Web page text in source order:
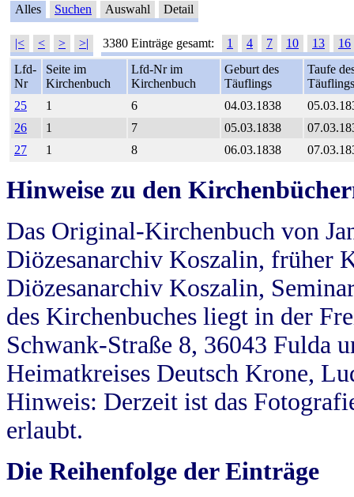
Alles Suchen Auswahl Detail
|< < > >| 3380 Einträge gesamt: 1 4 7 10 13
16
Lfd-
Nr
Seite im
Kirchenbuch
Lfd-Nr im
Kirchenbuch
Geburt des
Täuflings
Taufe
Täuflings
25
1 6 04.03.1838
26
1 7 05.03.1838
27
1 8 06.03.1838
Hinweise zu den
Das Original-Kirchenbuch von
Diözesanarchiv Koszalin, früher
Diözesanarchiv Koszalin,
des Kirchenbuches liegt in der
Schwank-Straße 8, 36043 Fulda
Heimatkreises Deutsch Krone,
Hinweis: Derzeit ist das
erlaubt.
Die Reihenfolge der Einträge